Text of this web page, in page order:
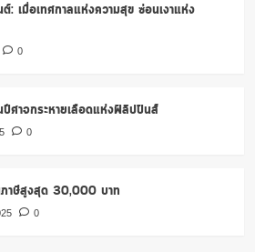
: เมื่อเทศกาลแห่งความสุข ซ่อนเงาแห่ง
0
ศาจกระหายเลือดแห่งฟิลิปปินส์
0
าษีสูงสุด 30,000 บาท
0